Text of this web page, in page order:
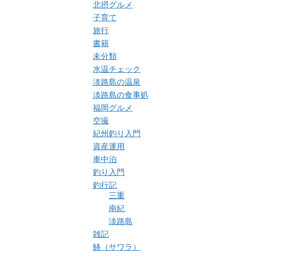
北摂グルメ
子育て
旅行
書籍
未分類
水温チェック
淡路島の温泉
淡路島の食事処
福岡グルメ
空撮
紀州釣り入門
資産運用
車中泊
釣り入門
釣行記
三重
南紀
淡路島
雑記
鰆（サワラ）